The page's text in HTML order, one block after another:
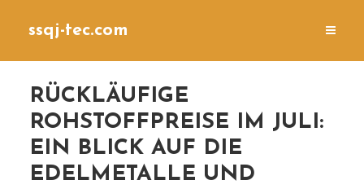
ssqj-tec.com
RÜCKLÄUFIGE
ROHSTOFFPREISE IM JULI:
EIN BLICK AUF DIE
EDELMETALLE UND